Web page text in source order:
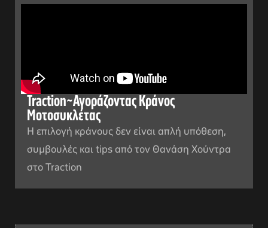
Traction~Αγοράζοντας Κράνος
Μοτοσυκλέτας
Η επιλογή κράνους δεν είναι απλή υπόθεση,
συμβουλές και tips από τον Θανάση Χούντρα
στο Traction